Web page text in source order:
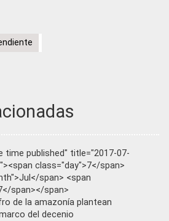
time published" title="2017-07-
class="day">7</span>
span> <span
span></span>
de la amazonía plantean
del decenio